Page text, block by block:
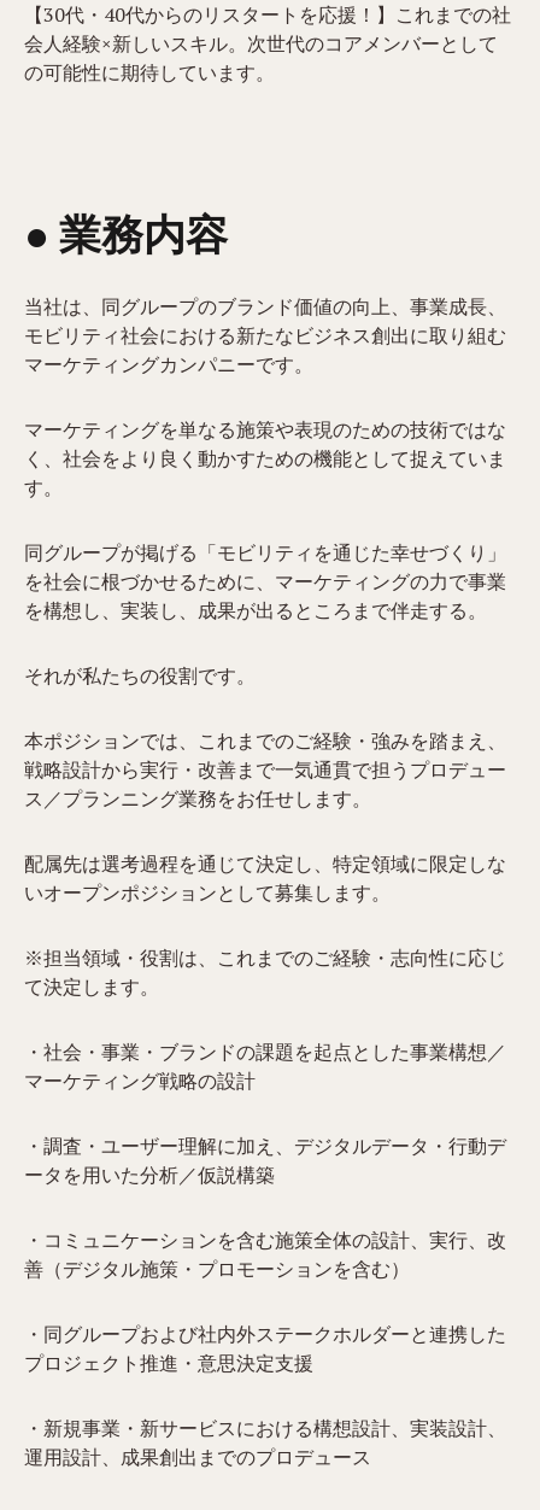
【30代・40代からのリスタートを応援！】これまでの社
会人経験×新しいスキル。次世代のコアメンバーとして
の可能性に期待しています。
● 業務内容​
当社は、同グループのブランド価値の向上、事業成長、
モビリティ社会における新たなビジネス創出に取り組む
マーケティングカンパニーです。
マーケティングを単なる施策や表現のための技術ではな
く、社会をより良く動かすための機能として捉えていま
す。
同グループが掲げる「モビリティを通じた幸せづくり」
を社会に根づかせるために、マーケティングの力で事業
を構想し、実装し、成果が出るところまで伴走する。
それが私たちの役割です。
本ポジションでは、これまでのご経験・強みを踏まえ、
戦略設計から実行・改善まで一気通貫で担うプロデュー
ス／プランニング業務をお任せします。
配属先は選考過程を通じて決定し、特定領域に限定しな
いオープンポジションとして募集します。
※担当領域・役割は、これまでのご経験・志向性に応じ
て決定します。
・社会・事業・ブランドの課題を起点とした事業構想／
マーケティング戦略の設計
・調査・ユーザー理解に加え、デジタルデータ・行動デ
ータを用いた分析／仮説構築
・コミュニケーションを含む施策全体の設計、実行、改
善（デジタル施策・プロモーションを含む）
・同グループおよび社内外ステークホルダーと連携した
プロジェクト推進・意思決定支援
・新規事業・新サービスにおける構想設計、実装設計、
運用設計、成果創出までのプロデュース